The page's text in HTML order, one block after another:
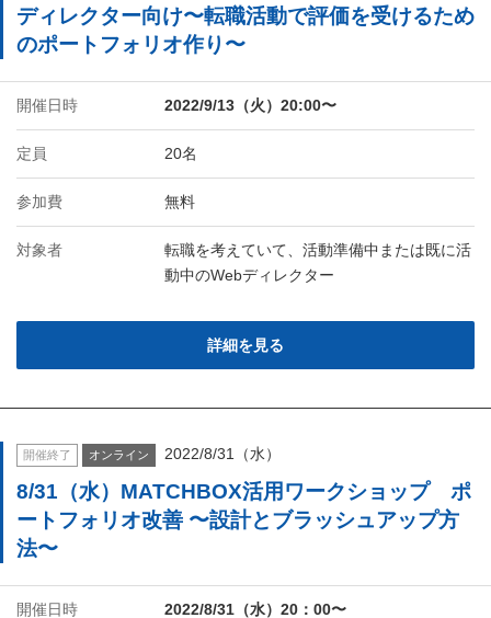
ディレクター向け〜転職活動で評価を受けるため
のポートフォリオ作り〜
開催日時 2022/9/13（火）20:00〜
定員 20名
参加費 無料
対象者
転職を考えていて、活動準備中または既に活
動中のWebディレクター
詳細を見る
開催終了 オンライン 2022/8/31（水）
8/31（水）MATCHBOX活用ワークショップ ポ
ートフォリオ改善 〜設計とブラッシュアップ方
法〜
開催日時 2022/8/31（水）20：00〜